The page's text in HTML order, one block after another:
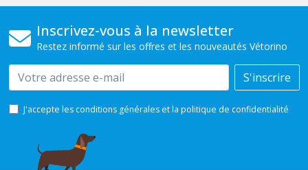
Inscrivez-vous à la newsletter
Restez informé sur les offres et les nouveautés Vétorino
Email S'inscrire
J'accepte les conditions générales et la politique de confidentialité